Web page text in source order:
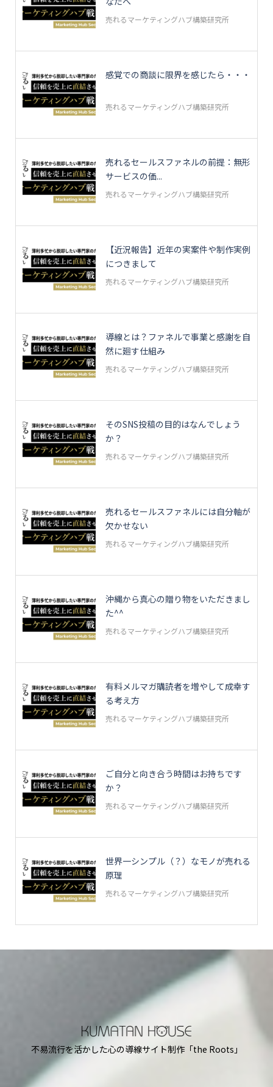
売れるマーケティングハブ構築研究所
感覚での商談に限界を感じたら・・・
売れるマーケティングハブ構築研究所
売れるセールスファネルの前提：無形
サービスの価...
売れるマーケティングハブ構築研究所
【近況報告】近年の実案件や制作実例
につきまして
売れるマーケティングハブ構築研究所
導線とは？ファネルで事業と感謝を自
然に廻す仕組み
売れるマーケティングハブ構築研究所
そのSNS投稿の目的はなんでしょう
か？
売れるマーケティングハブ構築研究所
売れるセールスファネルには自分軸が
欠かせない
売れるマーケティングハブ構築研究所
沖縄から真心の贈り物をいただきまし
た^^
売れるマーケティングハブ構築研究所
有料メルマガ購読者を増やして成幸す
る考え方
売れるマーケティングハブ構築研究所
ご自分と向き合う時間はお持ちです
か？
売れるマーケティングハブ構築研究所
世界一シンプル（？）なモノが売れる
原理
売れるマーケティングハブ構築研究所
不易流行を活かした心の導線サイト制作「the Roots」